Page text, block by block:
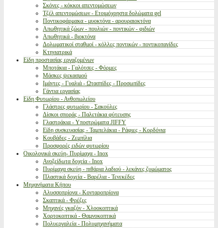
Σκόνες - κόκκοι απεντομώσεων
Τζέλ απεντομώσεων - Ετοιμόχρηστα δολώματα gel
Ποντικοφάρμακα - μυοκτόνα - αρουραιοκτόνα
Απωθητικά ζώων - πουλιών - ποντικών - φιδιών
Απωθητικά - βιοκτόνα
Δολωματικοί σταθμοί - κόλλες ποντικών - ποντικοπαγίδες
Κτηνιατρικά
Είδη προστασίας εργαζομένων
Μποτάκια - Γαλότσες - Φόρμες
Μάσκες ψεκασμού
Ιμάντες - Γυαλιά - Ωτασπίδες - Προσωπίδες
Γάντια εργασίας
Είδη Φυτωρίου - Ανθοπωλείου
Γλάστρες φυτωρίου - Σακούλες
Δίσκοι σποράς - Παλετάκια φύτευσης
Γλαστράκια - Υποστρώματα JIFFY
Είδη συσκευασίας - Ταμπελάκια - Ράφιες - Κορδόνια
Κουβάδες - Ζεμπίλια
Προσφορές ειδών φυτωρίου
Οικολογικά σκεύη- Πυρίμαχα - Inox
Ανοξείδωτα δοχεία - Inox
Πυρίμαχα σκεύη - πιθάρια λαδιού - λεκάνες ζυμώματος
Πλαστικά δοχεία - Βαρέλια - Τενεκέδες
Μηχανήματα Κήπου
Αλυσσοπρίονα - Κονταροπρίονα
Σκαπτικά - Φρέζες
Μηχανές γκαζόν - Χλοοκοπτικά
Χορτοκοπτικά - Θαμνοκοπτικά
Πολυεργαλεία - Πολυμηχανήματα